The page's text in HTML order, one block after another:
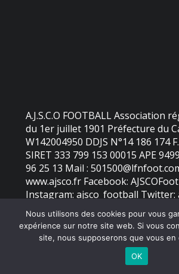
A.J.S.C.O FOOTBALL Association
du 1er juillet 1901 Préfecture du
W142004950 DDJS N°14 186 174
SIRET 333 799 153 00015 APE
96 25 13 Mail :
www.ajsco.fr Facebook:
Instagram: ajsco_football
2026 - AJS Colleville Ouistreham | Site
MENTIONS LÉGALES
Nous utilisons des cookies pour vous
expérience sur notre site web. Si vous
site, nous supposerons que vous en
OK